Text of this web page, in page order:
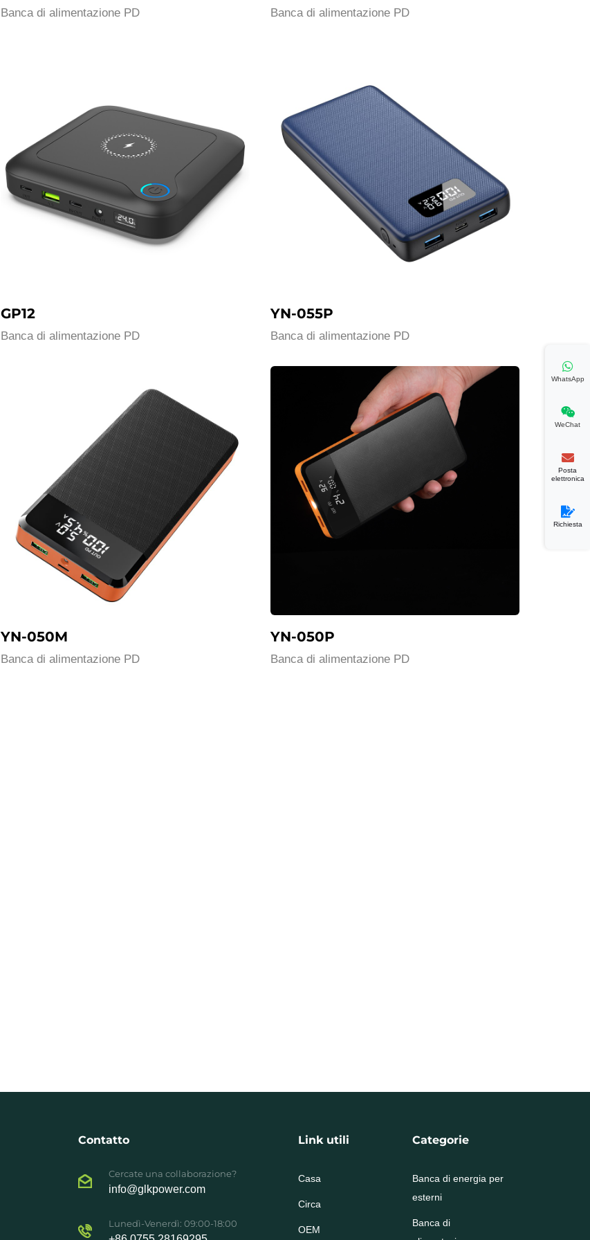
Banca di alimentazione PD Banca di alimentazione PD
GP12
Banca di alimentazione PD
YN-055P
Banca di alimentazione PD
YN-050M
Banca di alimentazione PD
YN-050P
Banca di alimentazione PD
Contatto
Cercate una collaborazione?
info@glkpower.com
Lunedì-Venerdì: 09:00-18:00
Link utili
Casa
Circa
OEM
Categorie
Banca di energia per
esterni
Banca di
WhatsApp
WeChat
Posta
elettronica
Richiesta